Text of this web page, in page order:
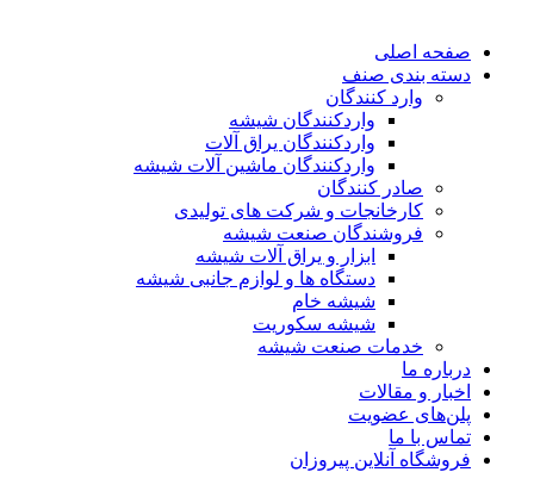
صفحه اصلی
دسته بندی صنف
وارد کنندگان
واردکنندگان شیشه
واردکنندگان یراق آلات
واردکنندگان ماشین آلات شیشه
صادر کنندگان
کارخانجات و شرکت های تولیدی
فروشندگان صنعت شیشه
ابزار و یراق آلات شیشه
دستگاه ها و لوازم جانبی شیشه
شیشه خام
شیشه سکوریت
خدمات صنعت شیشه
درباره ما
اخبار و مقالات
پلن‌های عضویت
تماس با ما
فروشگاه آنلاین پیروزان